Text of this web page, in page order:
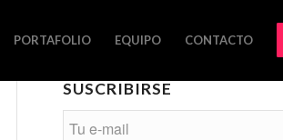
PORTAFOLIO EQUIPO CONTACTO
SUSCRIBIRSE